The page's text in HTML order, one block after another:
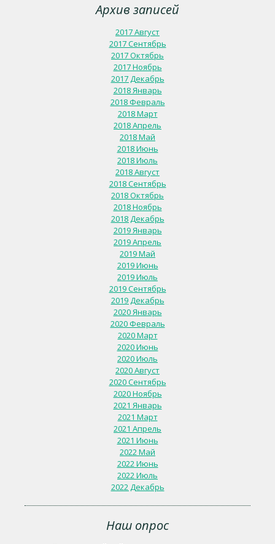
Архив записей
2017 Август
2017 Сентябрь
2017 Октябрь
2017 Ноябрь
2017 Декабрь
2018 Январь
2018 Февраль
2018 Март
2018 Апрель
2018 Май
2018 Июнь
2018 Июль
2018 Август
2018 Сентябрь
2018 Октябрь
2018 Ноябрь
2018 Декабрь
2019 Январь
2019 Апрель
2019 Май
2019 Июнь
2019 Июль
2019 Сентябрь
2019 Декабрь
2020 Январь
2020 Февраль
2020 Март
2020 Июнь
2020 Июль
2020 Август
2020 Сентябрь
2020 Ноябрь
2021 Январь
2021 Март
2021 Апрель
2021 Июнь
2022 Май
2022 Июнь
2022 Июль
2022 Декабрь
Наш опрос